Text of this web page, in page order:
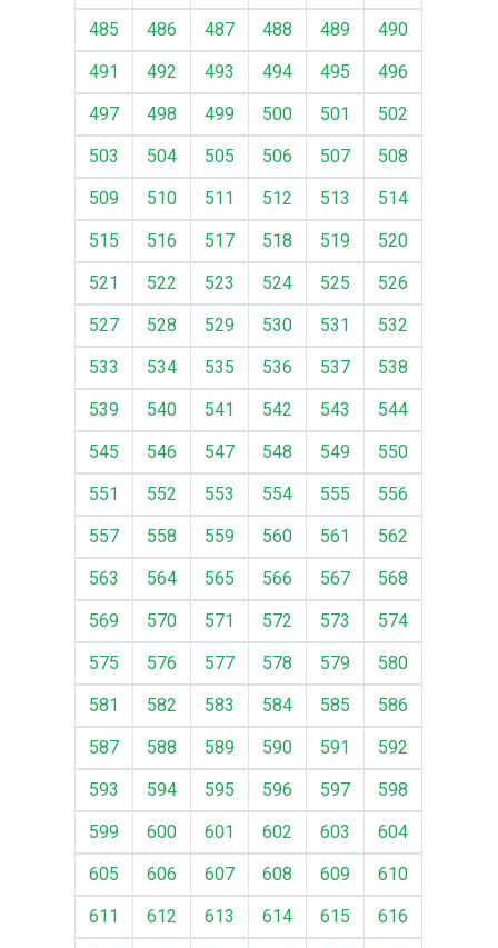
485 486 487 488 489
490
491
492 493 494 495
496
497
498 499 500 501
502
503
504 505 506 507
508
509
510 511 512 513
514
515
516 517 518 519
520
521
522 523 524 525
526
527
528 529 530 531
532
533
534 535 536 537
538
539
540 541 542 543
544
545
546 547 548 549
550
551
552 553 554 555
556
557
558 559 560 561
562
563
564 565 566 567
568
569
570 571 572 573
574
575
576 577 578 579
580
581
582 583 584 585
586
587
588 589 590 591
592
593
594 595 596 597
598
599
600 601 602 603
604
605
606 607 608 609
610
611
612 613 614 615
616